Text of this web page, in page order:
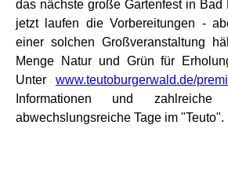
das nächste große Gartenfest in Bad
jetzt laufen die Vorbereitungen -
einer solchen Großveranstaltung
Menge Natur und Grün für
Unter www.teutoburgerwald.de/
Informationen und zahlreiche
abwechslungsreiche Tage im "Teuto".